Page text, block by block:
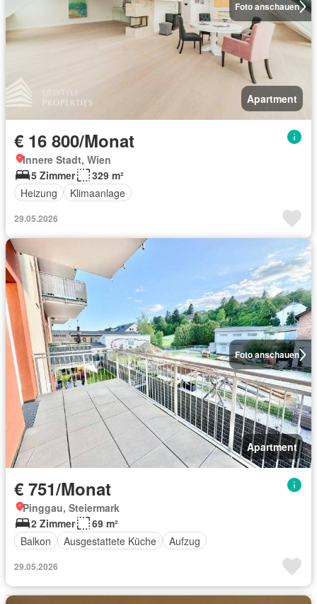
Foto anschauen
Apartment
€ 16 800/Monat
Innere Stadt, Wien
5 Zimmer
329 m²
Heizung
Klimaanlage
29.05.2026
Foto anschauen
Apartment
€ 751/Monat
Pinggau, Steiermark
2 Zimmer
69 m²
Balkon
Ausgestattete Küche Aufzug
29.05.2026